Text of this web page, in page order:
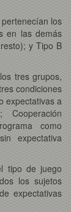
los
en las demás
y Tipo B
tres grupos,
condiciones
expectativas a
como
expectativa
tipo de juego
los sujetos
expectativas